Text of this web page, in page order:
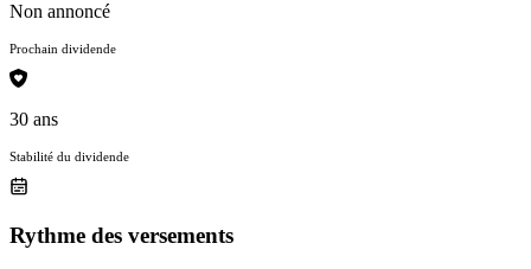
Non annoncé
Prochain dividende
30 ans
Stabilité du dividende
Rythme des versements